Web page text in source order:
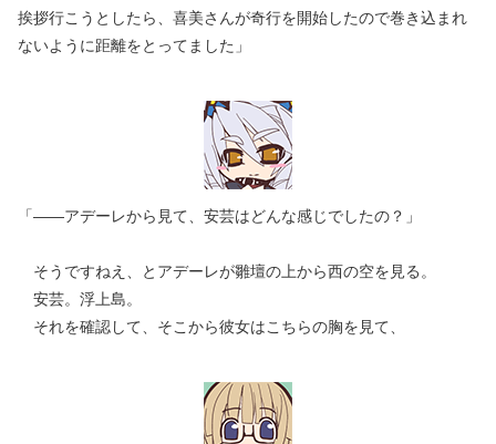
挨拶行こうとしたら、喜美さんが奇行を開始したので巻き込まれ
ないように距離をとってました」
「――アデーレから見て、安芸はどんな感じでしたの？」
そうですねえ、とアデーレが雛壇の上から西の空を見る。
安芸。浮上島。
それを確認して、そこから彼女はこちらの胸を見て、